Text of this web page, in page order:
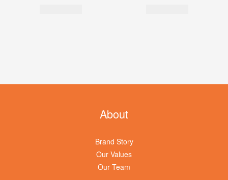
About
Brand Story
Our Values
Our Team